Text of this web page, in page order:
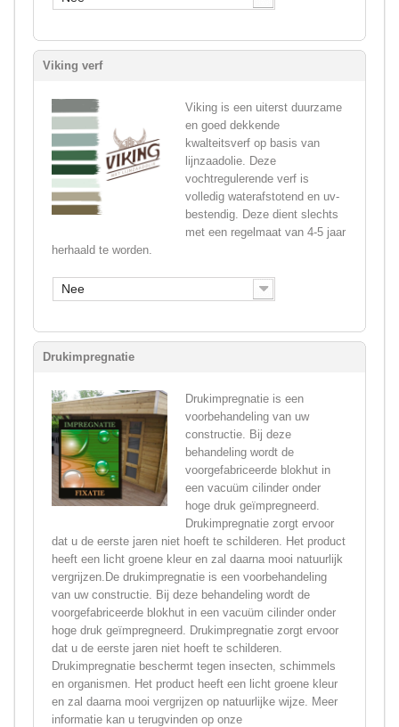
Viking verf
Viking is een uiterst duurzame
en goed dekkende
kwalteitsverf op basis van
lijnzaadolie. Deze
vochtregulerende verf is
volledig waterafstotend en uv-
bestendig. Deze dient slechts
met een regelmaat van 4-5 jaar
herhaald te worden.
Nee
Drukimpregnatie
Drukimpregnatie is een
voorbehandeling van uw
constructie. Bij deze
behandeling wordt de
voorgefabriceerde blokhut in
een vacuüm cilinder onder
hoge druk geïmpregneerd.
Drukimpregnatie zorgt ervoor
dat u de eerste jaren niet hoeft te schilderen. Het product
heeft een licht groene kleur en zal daarna mooi natuurlijk
vergrijzen.De drukimpregnatie is een voorbehandeling
van uw constructie. Bij deze behandeling wordt de
voorgefabriceerde blokhut in een vacuüm cilinder onder
hoge druk geïmpregneerd. Drukimpregnatie zorgt ervoor
dat u de eerste jaren niet hoeft te schilderen.
Drukimpregnatie beschermt tegen insecten, schimmels
en organismen. Het product heeft een licht groene kleur
en zal daarna mooi vergrijzen op natuurlijke wijze. Meer
informatie kan u terugvinden op onze